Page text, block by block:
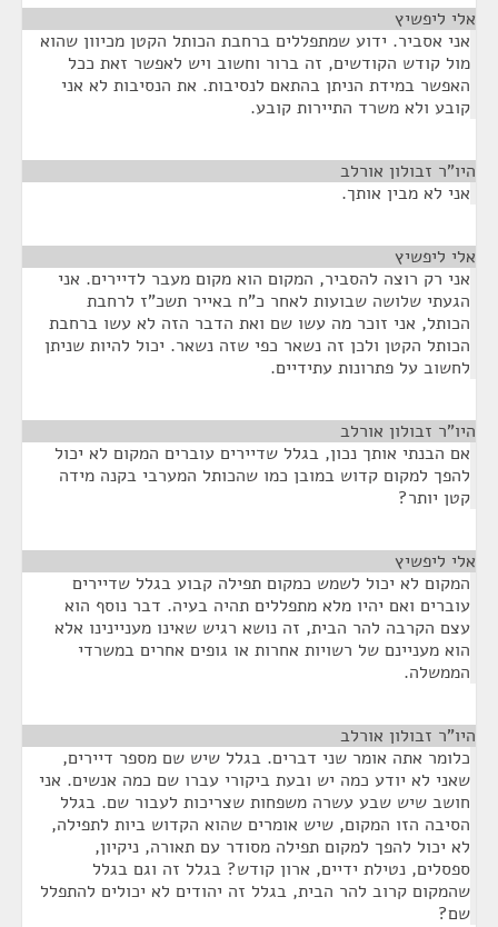
אלי ליפשיץ
אני אסביר. ידוע שמתפללים ברחבת הכותל הקטן מכיוון שהוא
מול קודש הקודשים, זה ברור וחשוב ויש לאפשר זאת ככל
האפשר במידת הניתן בהתאם לנסיבות. את הנסיבות לא אני
קובע ולא משרד התיירות קובע.
היו"ר זבולון אורלב
אני לא מבין אותך.
אלי ליפשיץ
אני רק רוצה להסביר, המקום הוא מקום מעבר לדיירים. אני
הגעתי שלושה שבועות לאחר כ"ח באייר תשכ"ז לרחבת
הכותל, אני זוכר מה עשו שם ואת הדבר הזה לא עשו ברחבת
הכותל הקטן ולכן זה נשאר כפי שזה נשאר. יכול להיות שניתן
לחשוב על פתרונות עתידיים.
היו"ר זבולון אורלב
אם הבנתי אותך נכון, בגלל שדיירים עוברים המקום לא יכול
להפך למקום קדוש במובן כמו שהכותל המערבי בקנה מידה
קטן יותר?
אלי ליפשיץ
המקום לא יכול לשמש כמקום תפילה קבוע בגלל שדיירים
עוברים ואם יהיו מלא מתפללים תהיה בעיה. דבר נוסף הוא
עצם הקרבה להר הבית, זה נושא רגיש שאינו מעניינינו אלא
הוא מעניינם של רשויות אחרות או גופים אחרים במשרדי
הממשלה.
היו"ר זבולון אורלב
כלומר אתה אומר שני דברים. בגלל שיש שם מספר דיירים,
שאני לא יודע כמה יש ובעת ביקורי עברו שם כמה אנשים. אני
חושב שיש שבע עשרה משפחות שצריכות לעבור שם. בגלל
הסיבה הזו המקום, שיש אומרים שהוא הקדוש ביות לתפילה,
לא יכול להפך למקום תפילה מסודר עם תאורה, ניקיון,
ספסלים, נטילת ידיים, ארון קודש? בגלל זה וגם בגלל
שהמקום קרוב להר הבית, בגלל זה יהודים לא יכולים להתפלל
שם?